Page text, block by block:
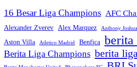
16 Besar Liga Champions AFC
Alexander Zverev Alex Marquez Anthony Joshua
Aston Villa Atletico Madrid Benfica berita
Berita Liga Champions berita